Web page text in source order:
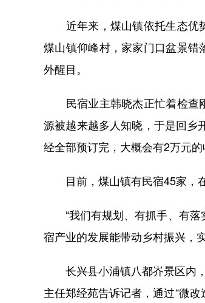
近年来，煤山镇依托生态优势
煤山镇仰峰村，家家门口盆景错
外醒目。
民宿业主韩晓杰正忙着检查刚
源被越来越多人知晓，于是回乡
经全部预订完，大概会有2万元的
目前，煤山镇有民宿45家，在
“我们有规划、有抓手、有落
宿产业的发展能带动乡村振兴，
长兴县小浦镇八都岕景区内，
主任郑经苑告诉记者，通过“微